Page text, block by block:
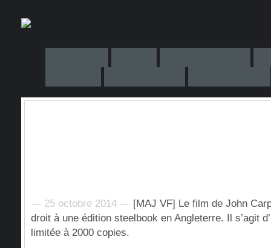
— 25 octobre 2014 — [MAJ VF] Le film de John
droit à une édition steelbook en Angleterre. Il s’agit
limitée à 2000 copies.